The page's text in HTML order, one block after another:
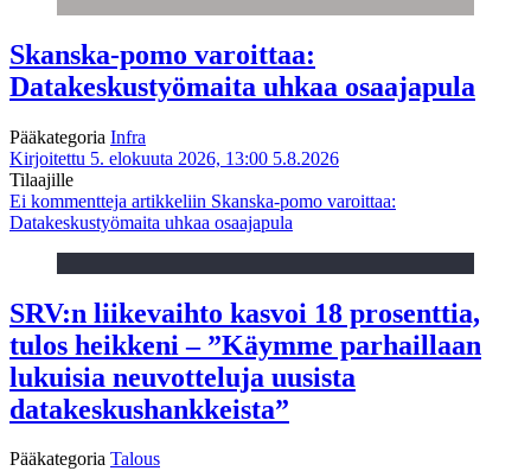
Skanska-pomo varoittaa:
Datakeskustyömaita uhkaa osaajapula
Pääkategoria Infra
Kirjoitettu 5. elokuuta 2026, 13:00 5.8.2026
Tilaajille
Ei kommentteja artikkeliin Skanska-pomo varoittaa:
Datakeskustyömaita uhkaa osaajapula
SRV:n liikevaihto kasvoi 18 prosenttia,
tulos heikkeni – ”Käymme parhaillaan
lukuisia neuvotteluja uusista
datakeskushankkeista”
Pääkategoria Talous